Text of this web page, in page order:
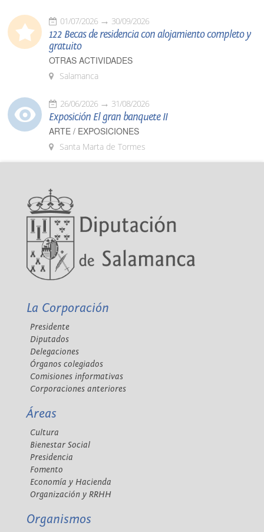
01/07/2026 30/09/2026
122 Becas de residencia con alojamiento completo y
gratuito
OTRAS ACTIVIDADES
Salamanca
26/06/2026 31/08/2026
Exposición El gran banquete II
ARTE / EXPOSICIONES
Santa Marta de Tormes
La Corporación
Presidente
Diputados
Delegaciones
Órganos colegiados
Comisiones informativas
Corporaciones anteriores
Áreas
Cultura
Bienestar Social
Presidencia
Fomento
Economía y Hacienda
Organización y RRHH
Organismos